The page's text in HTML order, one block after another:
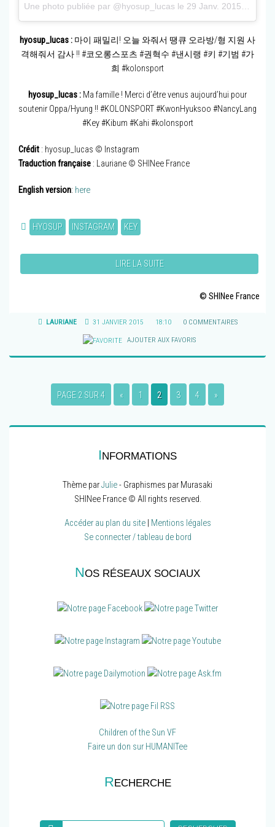
Une photo publiée par @hyosup_lucas le 29 Janv. 2015 à 4h14 PST
hyosup_lucas : 마이 패밀리! 오늘 와줘서 땡큐 오라방/형 지원 사
격해줘서 감사 !! #코오롱스포츠 #권혁수 #낸시랭 #키 #기범 #가
희 #kolonsport
hyosup_lucas : Ma famille ! Merci d’être venus aujourd’hui pour
soutenir Oppa/Hyung !! #KOLONSPORT #KwonHyuksoo #NancyLang
#Key #Kibum #Kahi #kolonsport
Crédit : hyosup_lucas © Instagram
Traduction française : Lauriane © SHINee France
English version: here
HYOSUP INSTAGRAM KEY
LIRE LA SUITE
© SHINee France
LAURIANE 31 JANVIER 2015 18:10 0 COMMENTAIRES
AJOUTER AUX FAVORIS
PAGE 2 SUR 4 « 1 2 3 4 »
INFORMATIONS
Thème parJulie- Graphismes par Murasaki
SHINee France © All rights reserved.
Accéder au plan du site| Mentions légales
Se connecter / tableau de bord
NOS RÉSEAUX SOCIAUX
Children of the Sun VF
Faire un don sur HUMANITee
RECHERCHE